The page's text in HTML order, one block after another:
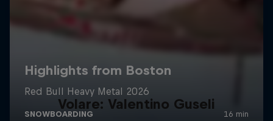
Volare: Valentino Guseli